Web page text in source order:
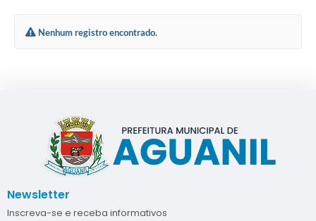
Nenhum registro encontrado.
Newsletter
Inscreva-se e receba informativos